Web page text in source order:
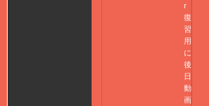
r
復
習
用
に
後
日
動
画